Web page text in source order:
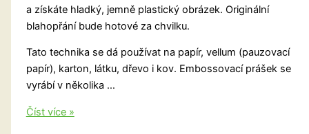
a získáte hladký, jemně plastický obrázek. Originální
blahopřání bude hotové za chvilku.
Tato technika se dá používat na papír, vellum (pauzovací
papír), karton, látku, dřevo i kov. Embossovací prášek se
vyrábí v několika …
Embossování,
Číst více »